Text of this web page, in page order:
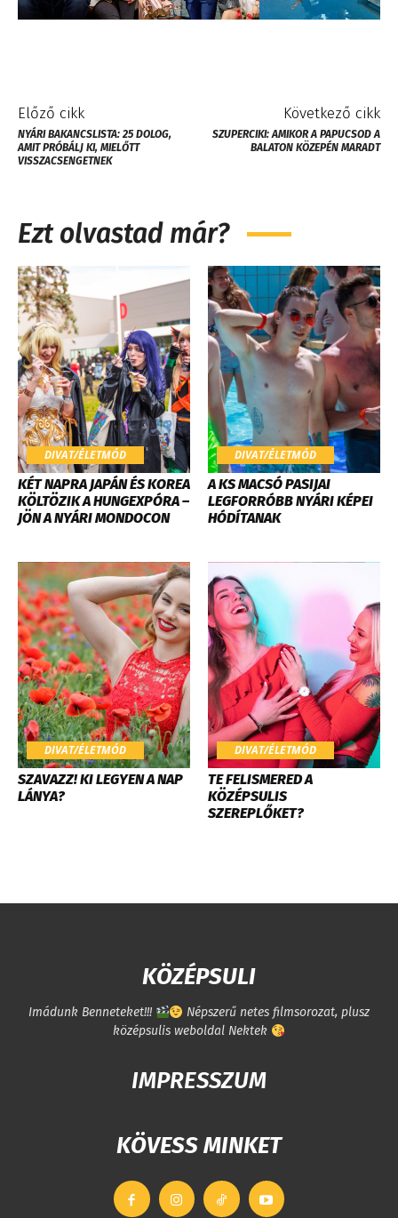
Előző cikk
NYÁRI BAKANCSLISTA: 25 DOLOG,
AMIT PRÓBÁLJ KI, MIELŐTT
VISSZACSENGETNEK
Következő cikk
SZUPERCIKI: AMIKOR A PAPUCSOD A
BALATON KÖZEPÉN MARADT
Ezt olvastad már?
DIVAT/ÉLETMÓD
KÉT NAPRA JAPÁN ÉS KOREA
KÖLTÖZIK A HUNGEXPÓRA –
JÖN A NYÁRI MONDOCON
DIVAT/ÉLETMÓD
A KS MACSÓ PASIJAI
LEGFORRÓBB NYÁRI KÉPEI
HÓDÍTANAK
DIVAT/ÉLETMÓD
SZAVAZZ! KI LEGYEN A NAP
LÁNYA?
DIVAT/ÉLETMÓD
TE FELISMERED A
KÖZÉPSULIS
SZEREPLŐKET?
KÖZÉPSULI
Imádunk Benneteket!!!
Népszerű netes filmsorozat, plusz
középsulis weboldal Nektek
IMPRESSZUM
KÖVESS MINKET